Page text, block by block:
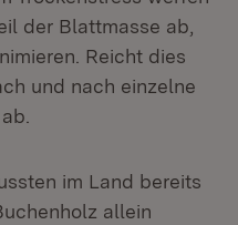
der Blattmasse ab,
Reicht dies
und nach einzelne
im Land bereits
allein